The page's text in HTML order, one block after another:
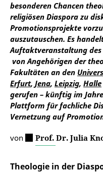
besonderen Chancen
religiösen Diaspora zu
Promotionsprojekte
auszutauschen. Es
Auftaktveranstaltung des
von Angehörigen der
Fakultäten an den
Erfurt, Jena, Leipzig, Halle
gerufen – künftig im
Plattform für fachliche
Vernetzung auf
von Prof. Dr. Julia
Theologie in der